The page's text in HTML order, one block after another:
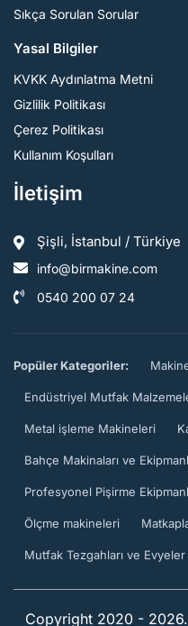
Sıkça Sorulan Sorular
Yasal Bilgiler
KVKK Aydınlatma Metni
Gizlilik Politikası
Çerez Politikası
Kullanım Koşulları
İletişim
Şişli, İstanbul / Türkiye
info@birmakine.com
0540 200 07 24
Popüler Kategoriler:
Endüstriyel Mutfak
Metal işleme Makineleri
Bahçe Makinaları ve
Profesyonel Pişirme
Ölçme makineleri
Mutfak Tezgahları ve Evyeler
Copyright 2020 -